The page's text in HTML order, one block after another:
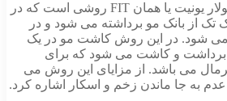
کاشت مو به روش فولیکولار یونیت یا همان FIT روشی است که در
از بانک مو برداشته می شود و در
شود. در این روش کاشت مو در یک
گرافت مو برداشت و کاشت می شود که برای
می باشد. از مزایای این روش می
به جا ماندن زخم و اسکار اشاره کرد.